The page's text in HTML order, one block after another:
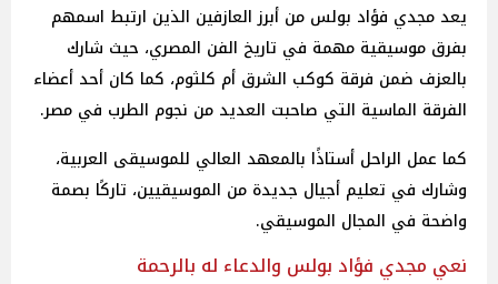
يعد مجدي فؤاد بولس من أبرز العازفين الذين ارتبط اسمهم
بفرق موسيقية مهمة في تاريخ الفن المصري، حيث شارك
بالعزف ضمن فرقة كوكب الشرق أم كلثوم، كما كان أحد أعضاء
الفرقة الماسية التي صاحبت العديد من نجوم الطرب في مصر.
كما عمل الراحل أستاذًا بالمعهد العالي للموسيقى العربية،
وشارك في تعليم أجيال جديدة من الموسيقيين، تاركًا بصمة
واضحة في المجال الموسيقي.
نعي مجدي فؤاد بولس والدعاء له بالرحمة